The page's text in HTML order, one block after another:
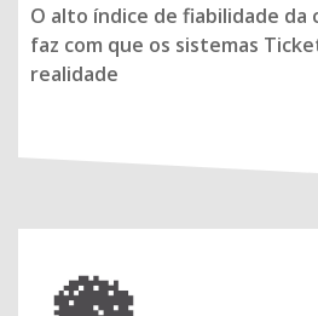
O alto índice de fiabilidade da
faz com que os sistemas
realidade